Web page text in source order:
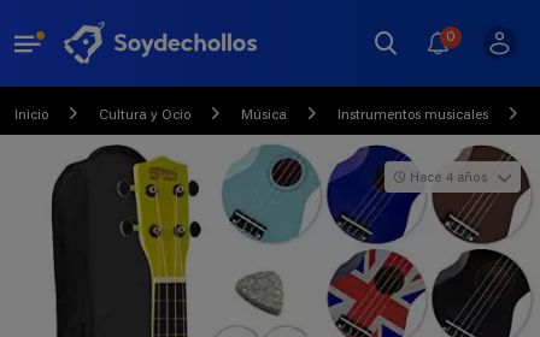
0
Inicio Cultura y Ocio Música Instrumentos musicales
Hace 4 años